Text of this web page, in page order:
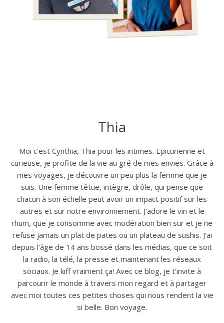
Thia
Moi c'est Cynthia, Thia pour les intimes. Epicurienne et
curieuse, je profite de la vie au gré de mes envies. Grâce à
mes voyages, je découvre un peu plus la femme que je
suis. Une femme têtue, intègre, drôle, qui pense que
chacun à son échelle peut avoir un impact positif sur les
autres et sur notre environnement. J'adore le vin et le
rhum, que je consomme avec modération bien sur et je ne
refuse jamais un plat de pates ou un plateau de sushis. J'ai
depuis l'âge de 14 ans bossé dans les médias, que ce soit
la radio, la télé, la presse et maintenant les réseaux
sociaux. Je kiff vraiment ça! Avec ce blog, je t'invite à
parcourir le monde à travers mon regard et à partager
avec moi toutes ces petites choses qui nous rendent la vie
si belle. Bon voyage.